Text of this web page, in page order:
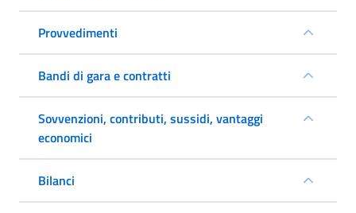
Provvedimenti
Bandi di gara e contratti
Sovvenzioni, contributi, sussidi, vantaggi
economici
Bilanci